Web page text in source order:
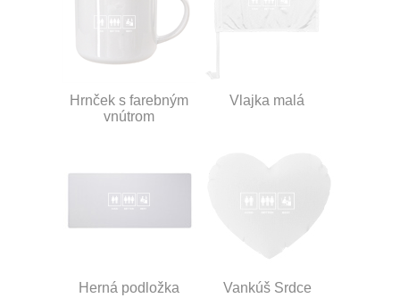
Hrnček s farebným
vnútrom
Vlajka malá
Herná podložka
Vankúš Srdce